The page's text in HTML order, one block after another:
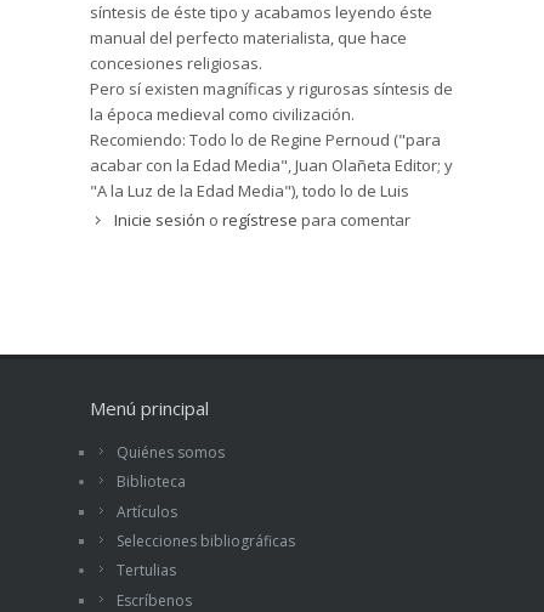
síntesis de éste tipo y acabamos leyendo éste
manual del perfecto materialista, que hace
concesiones religiosas.
Pero sí existen magníficas y rigurosas síntesis de
la época medieval como civilización.
Recomiendo: Todo lo de Regine Pernoud ("para
acabar con la Edad Media", Juan Olañeta Editor; y
"A la Luz de la Edad Media"), todo lo de Luis
Suárez fernández ( su "la europa de las 5
neomarxista o nihilista, el libro de LeGoff es de
libre acceso. Los que he mencionado, no. Están
en el depósito.
Inicie sesión o regístrese para comentar
Menú principal
Quiénes somos
Biblioteca
Artículos
Selecciones bibliográficas
Tertulias
Escríbenos